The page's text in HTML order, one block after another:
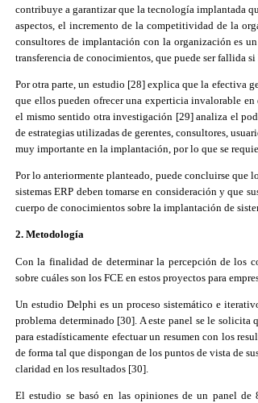
contribuye a garantizar que la tecnología implantada
aspectos, el incremento de la competitividad de la
consultores de implantación con la organización es
transferencia de conocimientos, que puede ser fallida
Por otra parte, un estudio [28] explica que la efectiva
que ellos pueden ofrecer una experticia invalorable
el mismo sentido otra investigación [29] analiza el
de estrategias utilizadas de gerentes, consultores,
muy importante en la implantación, por lo que se
Por lo anteriormente planteado, puede concluirse que
sistemas ERP deben tomarse en consideración y que
cuerpo de conocimientos sobre la implantación de
2. Metodología
Con la finalidad de determinar la percepción de los
sobre cuáles son los FCE en estos proyectos para
Un estudio Delphi es un proceso sistemático e
problema determinado [30] A este panel se le solicita
para estadísticamente efectuar un resumen con los
de forma tal que dispongan de los puntos de vista de
claridad en los resultados [30]
El estudio se basó en las opiniones de un panel de